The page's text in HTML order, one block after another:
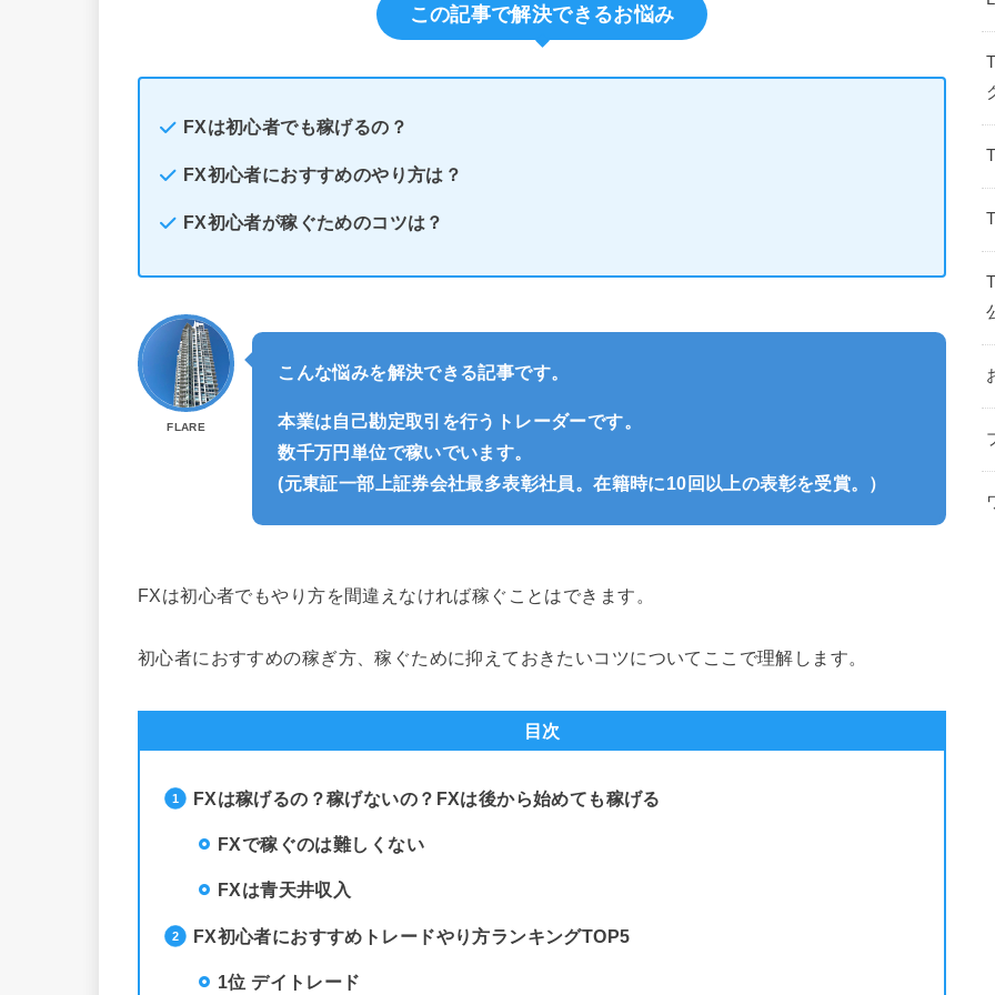
この記事で解決できるお悩み
FXは初心者でも稼げるの？
FX初心者におすすめのやり方は？
FX初心者が稼ぐためのコツは？
FLARE
こんな悩みを解決できる記事です。
本業は自己勘定取引を行うトレーダーです。
数千万円単位で稼いでいます。
(元東証一部上証券会社最多表彰社員。在籍時に10回以上の表彰を受賞。）
FXは初心者でもやり方を間違えなければ稼ぐことはできます。
初心者におすすめの稼ぎ方、稼ぐために抑えておきたいコツについてここで理解します。
目次
FXは稼げるの？稼げないの？FXは後から始めても稼げる
FXで稼ぐのは難しくない
FXは青天井収入
FX初心者におすすめトレードやり方ランキングTOP5
1位 デイトレード